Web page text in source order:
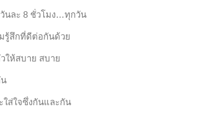
นละ 8 ชั่วโมง…ทุกวัน
รู้สึกที่ดีต่อกันด้วย
ให้สบาย สบาย
ใส่ใจซึ่งกันและกัน